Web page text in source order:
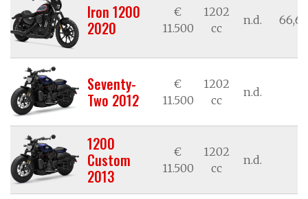
Iron 1200
2020
€
11.500
1202
cc
n.d.
Seventy-
Two 2012
€
11.500
1202
cc
n.d.
1200
Custom
2013
€
11.500
1202
cc
n.d.